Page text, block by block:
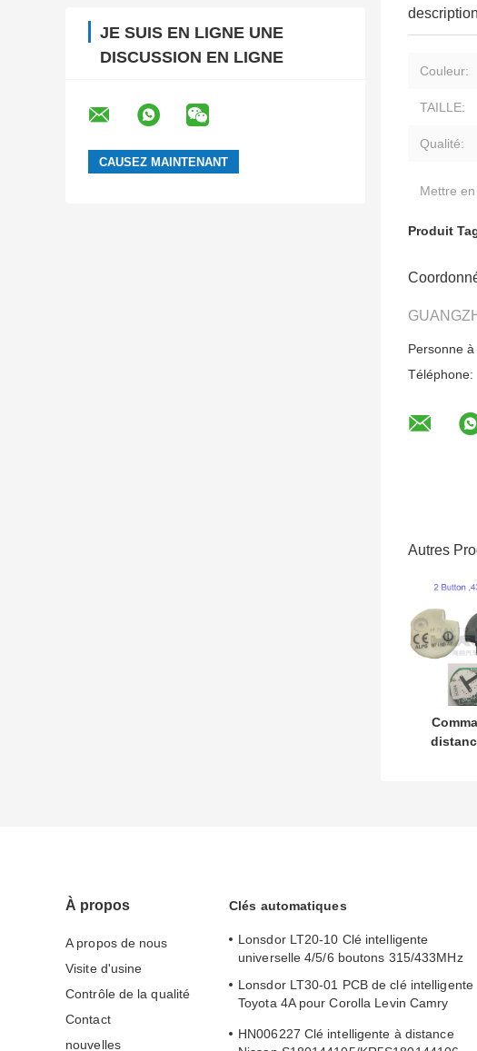
JE SUIS EN LIGNE UNE
DISCUSSION EN LIGNE
Couleur:
TAILLE:
Qualité:
Mettre
Produit
Personne
Téléphone:
Autres
À propos
A propos de nous
Visite d'usine
Contrôle de la qualité
Contact
nouvelles
Clés automatiques
Lonsdor LT20-10 Clé intelligente
universelle 4/5/6 boutons 315/433MHz
Lonsdor LT30-01 PCB de clé intelligente
Toyota 4A pour Corolla Levin Camry
HN006227 Clé intelligente à distance